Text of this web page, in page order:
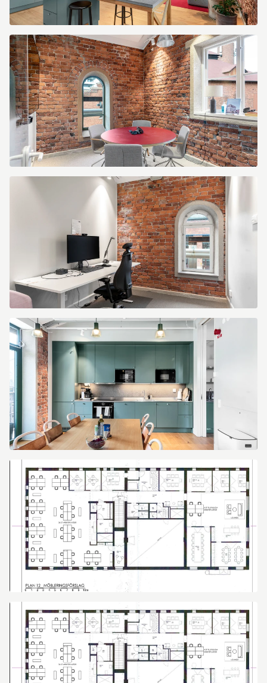
10168761-
5755-
4364-
85c7-
2c9e2a0bd6a4.jpg
885e5e399db5.jpg
e67617e9-
8cda-
4a78-
4d0dc96b656a.jpg
ea283337-
9c79-
4b74-
9275-
d5b648885d4d.jpg
Ritning_450_kvm.jpg